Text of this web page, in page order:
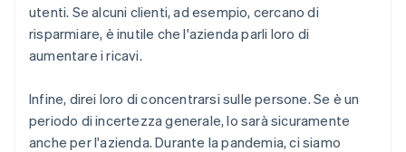
utenti. Se alcuni clienti, ad esempio, cercano di
risparmiare, è inutile che l'azienda parli loro di
aumentare i ricavi.
Infine, direi loro di concentrarsi sulle persone. Se è un
periodo di incertezza generale, lo sarà sicuramente
anche per l'azienda. Durante la pandemia, ci siamo